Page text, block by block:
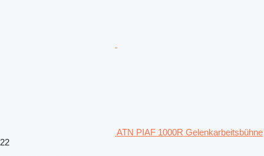
ATN PIAF 1000R Gelenkarbeitsbühne
22